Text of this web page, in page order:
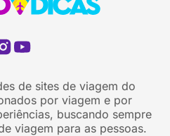
de sites de viagem do
por viagem e por
buscando sempre
viagem para as pessoas.